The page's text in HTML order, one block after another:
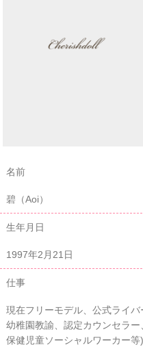
名前
碧（Aoi）
生年月日
1997年2月21日
仕事
現在フリーモデル、公式ライ
幼稚園教諭、認定カウンセラー
保健児童ソーシャルワーカー等)